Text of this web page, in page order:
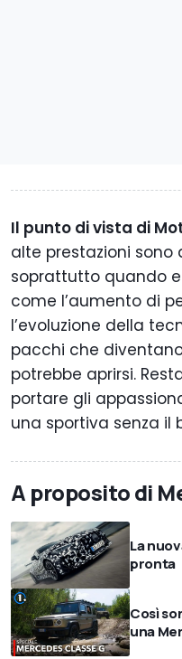
Il punto di vista di
alte prestazioni
soprattutto quando
come l’aumento di
l’evoluzione della
pacchi che
potrebbe aprirsi.
portare gli
una sportiva senza il
A proposito di
La
pronta
Così
una